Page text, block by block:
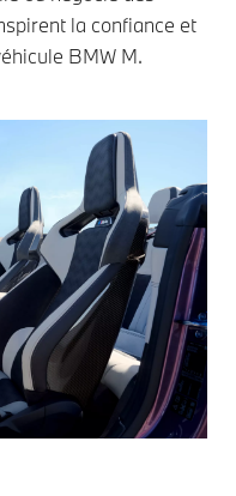
la confiance et
BMW M.